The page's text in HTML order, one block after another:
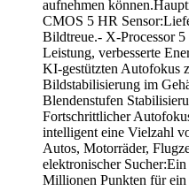
aufnehmen
CMOS 5 HR
Bildtreue.- X-Processor
Leistung, verbesserte
KI-gestützten Autofokus
Bildstabilisierung im
Blendenstufen
Fortschrittlicher
intelligent eine Vielzahl
Autos, Motorräder,
elektronischer
Millionen Punkten für ein